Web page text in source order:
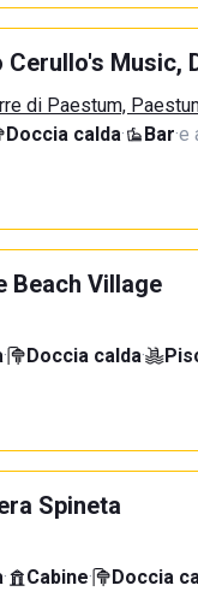
Cerullo's Music,
di Paestum,
Doccia calda· Bar·e
Beach Village
· Doccia calda·
Spineta
· Cabine· Doccia